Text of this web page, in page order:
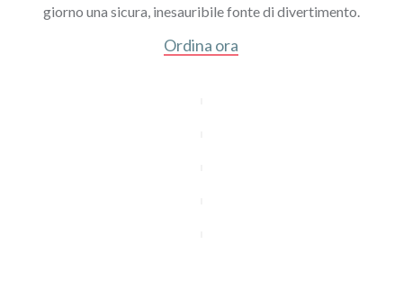
giorno una sicura, inesauribile fonte di divertimento.
Ordina ora